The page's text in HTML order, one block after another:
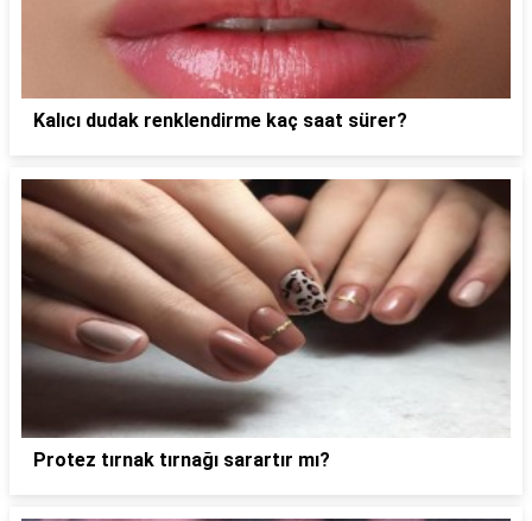
Kalıcı dudak renklendirme kaç saat sürer?
Protez tırnak tırnağı sarartır mı?